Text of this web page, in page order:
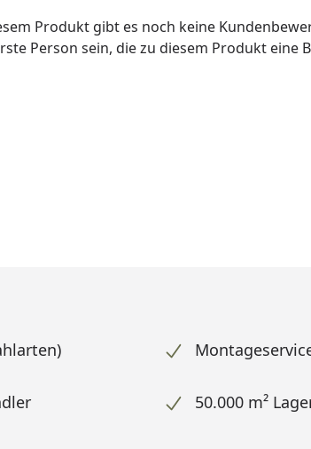
Produkt gibt es noch keine
Person sein, die zu diesem Produkt eine
50.000 m²